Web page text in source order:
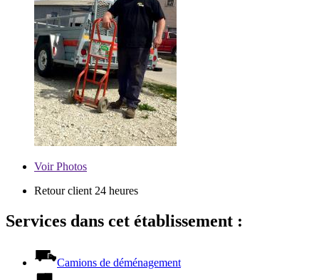
VoirPhotos
Retour client 24 heures
Services dans cet établissement :
Camions de déménagement